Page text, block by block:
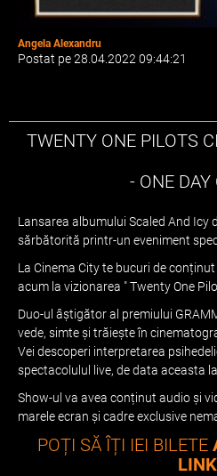
Angela Alexandru
Postat pe 28.04.2022 09:44:21
TWENTY ONE PILOTS
- ONE DAY
Lansarea albumului Scaled And Icy
sărbătorită printr-un eveniment
La Cinema City te bucuri de
acum la vizionarea " Twenty One
Duo-ul âștigător al premiului
vede, simte și trăiește în
Vei descoperi interpretarea
spectacolulul live, de data aceasta
Show-ul va avea conținut audio și
marele ecran și cadre exclusive
POȚI SĂ ÎȚI IEI BILETE
LINK